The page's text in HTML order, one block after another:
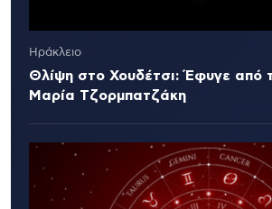
Ηράκλειο
Θλίψη στο Χουδέτσι: Έφυγε από
Μαρία Τζορμπατζάκη